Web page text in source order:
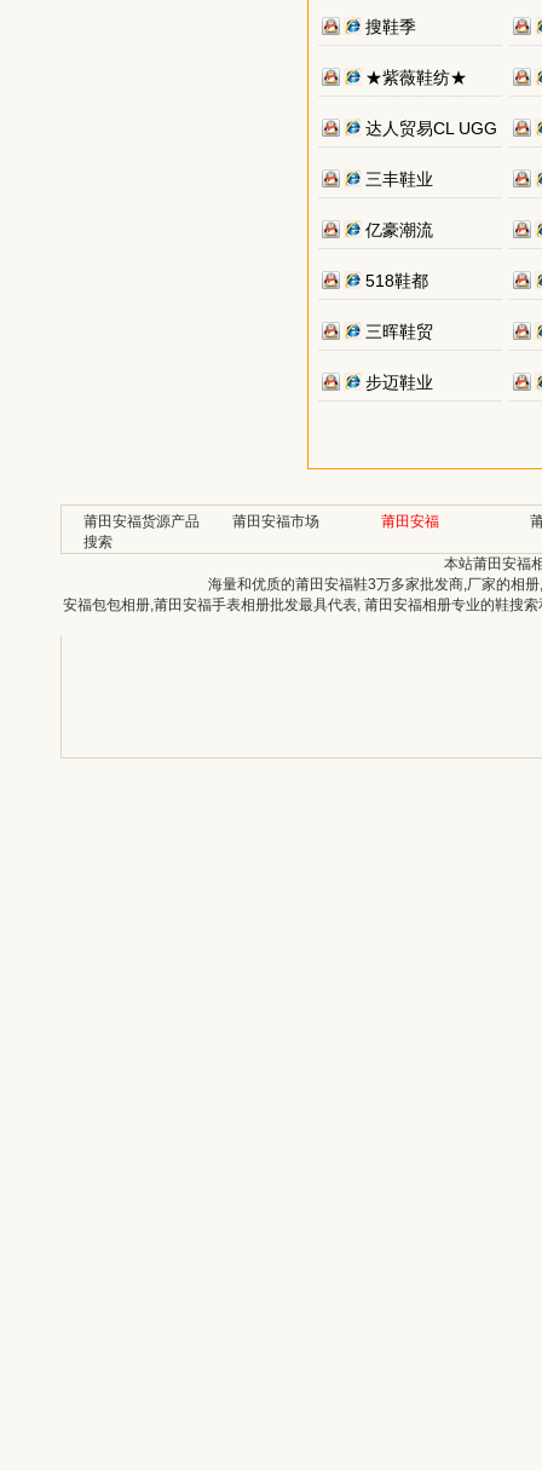
搜鞋季
★紫薇鞋纺★
达人贸易CL UGG
三丰鞋业
亿豪潮流
518鞋都
三晖鞋贸
步迈鞋业
莆田安福货源产品
搜索
莆田安福市场 莆田安福
本站莆田安福
海量和优质的莆田安福鞋3万多家批发商,厂家的相
安福包包相册,莆田安福手表相册批发最具代表, 莆田安福相册专业的鞋搜